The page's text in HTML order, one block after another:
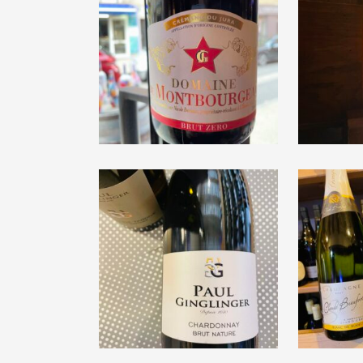
Domaine de
Montbourgeau
« Crémant du Jura »
€15,50
Le
«
Paul Ginglinger
« Chardonnay Brut
Nature » 2016
«